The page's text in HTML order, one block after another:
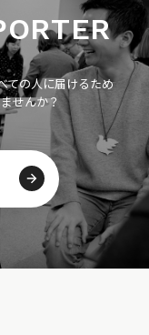
ての人に届けるため
せんか？